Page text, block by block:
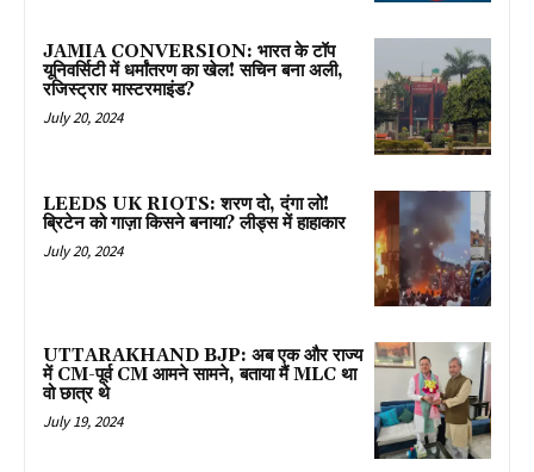
JAMIA CONVERSION: भारत के टॉप
यूनिवर्सिटी में धर्मांतरण का खेल! सचिन बना अली,
रजिस्ट्रार मास्टरमाइंड?
July 20, 2024
LEEDS UK RIOTS: शरण दो, दंगा लो!
ब्रिटेन को गाज़ा किसने बनाया? लीड्स में हाहाकार
July 20, 2024
UTTARAKHAND BJP: अब एक और राज्य
में CM-पूर्व CM आमने सामने, बताया मैं MLC था
वो छात्र थे
July 19, 2024